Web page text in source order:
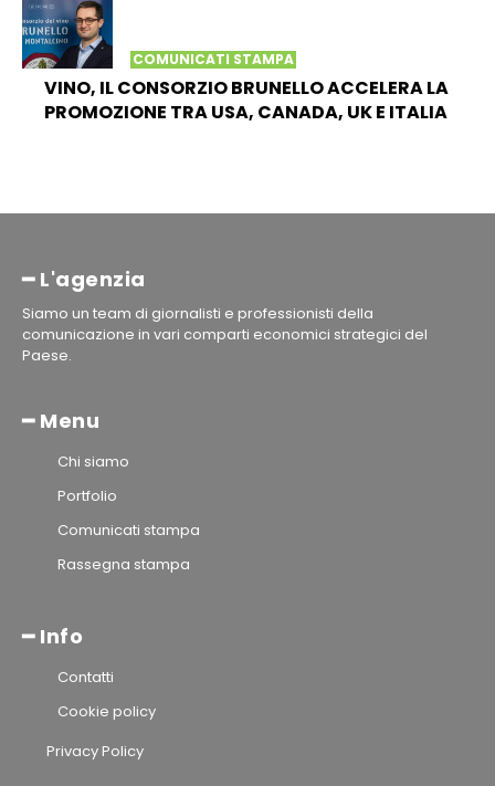
COMUNICATI STAMPA
VINO, IL CONSORZIO BRUNELLO ACCELERA LA
PROMOZIONE TRA USA, CANADA, UK E ITALIA
━ L'agenzia
Siamo un team di giornalisti e professionisti della
comunicazione in vari comparti economici strategici del
Paese.
━ Menu
Chi siamo
Portfolio
Comunicati stampa
Rassegna stampa
━ Info
Contatti
Cookie policy
Privacy Policy